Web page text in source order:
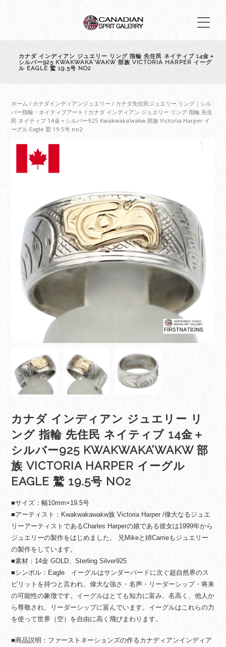
カナダ インディアン ジュエリー リング 指輪 先住民 ネイティブ 14金＋
シルバー925 KWAKWAKA’WAKW 部族 VICTORIA HARPER イーグ
ル EAGLE 鷲 19.5号 NO2
ホーム / カナダインディアンジュエリー / カナダ先住民ジュエリー リング｜シル
バー指輪・ネイティブアート / カナダ インディアン ジュエリー リング 指輪 先住
民 ネイティブ 14金＋シルバー925 Kwakwaka’wakw 部族 Victoria Harper イ
ーグル Eagle 鷲 19.5号 no2
カナダ インディアン ジュエリー リ
ング 指輪 先住民 ネイティブ 14金＋
シルバー925 KWAKWAKA’WAKW 部
族 VICTORIA HARPER イーグル
EAGLE 鷲 19.5号 NO2
■サイズ：幅10mm×19.5号
■アーティスト：Kwakwakawakw族 Victoria Harper /偉大なるジュエ
リーアーティストであるCharles Harperの娘である彼女は1999年から
ジュエリーの製作をはじめました。 兄Mikeと姉Carrieもジュエリー
の製作をしています。
■素材：14金 GOLD、Sterling Silver925
■シンボル：Eagle イーグルはサンダーバードに次ぐ超自然界のス
ピリットを持つと言われ、偉大な強さ・名声・リーダーシップ・将来
の可能性の象徴です。イーグルはとても知力に富み、名高く、他人か
ら尊敬され、リーダーシップに富んでいます。イーグルはこれらの力
を使って世界（空）を自由に高く飛びまわります。
■商品説明：ファーストネーションズの作るカナディアンインディア